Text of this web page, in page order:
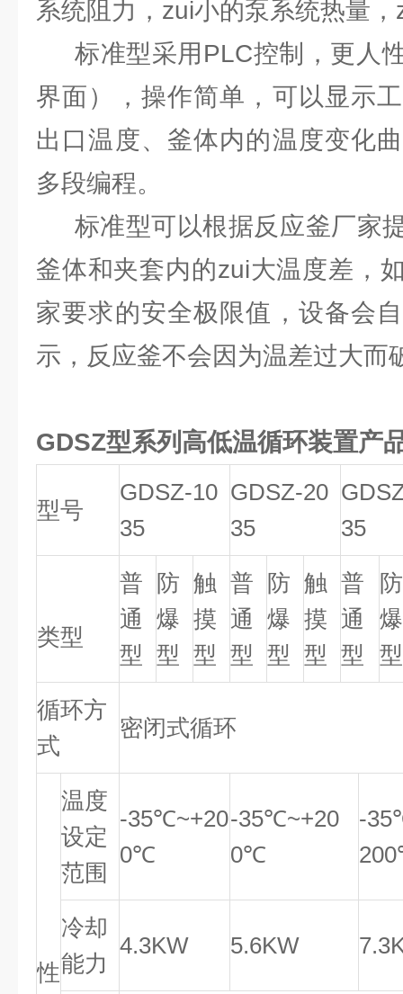
系统阻力，zui小的泵系统热量
标准型采用PLC控制，更人
界面），操作简单，可以显示
出口温度、釜体内的温度变化
多段编程。
标准型可以根据反应釜厂家
釜体和夹套内的zui大温度差，
家要求的安全极限值，设备会
示，反应釜不会因为温差过大而
GDSZ型系列高低温循环装置产
型号
GDSZ-10
35
GDSZ-20
35
35
类型
普
通
型
防
爆
型
触
摸
型
普
通
型
防
爆
型
触
摸
型
普
通
型
防
爆
型
循环方
式
密闭式循环
性
温度
设定
范围
-35℃~+20
0℃
-35℃~+20
0℃
-
冷却
能力
4.3KW 5.6KW